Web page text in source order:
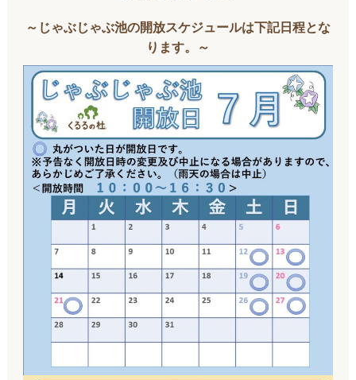
～じゃぶじゃぶ池の開放スケジュールは下記日程とな
ります。～